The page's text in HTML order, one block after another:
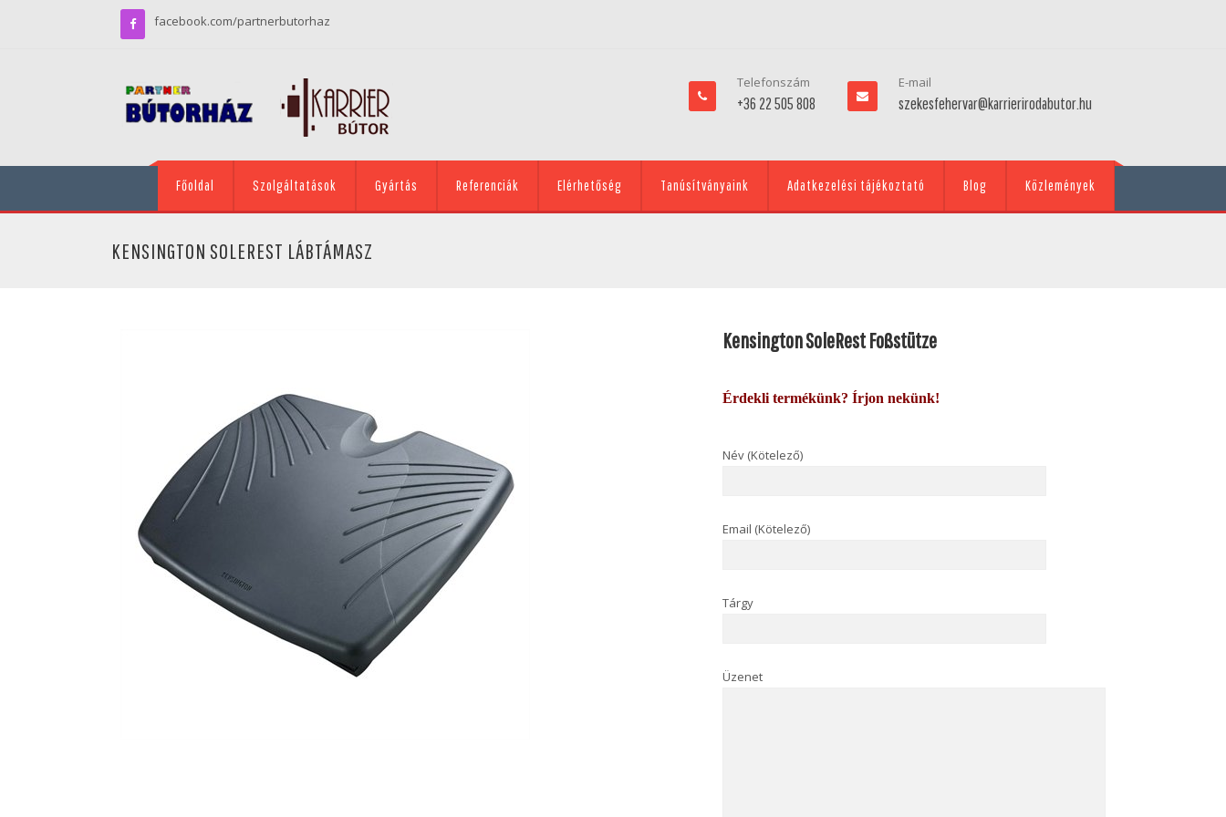
facebook.com/partnerbutorhaz
Telefonszám
+36 22 505 808
E-mail
szekesfehervar@karrierirodabutor.hu
Főoldal Szolgáltatások Gyártás Referenciák Elérhetőség Tanúsítványaink Adatkezelési tájékoztató Blog Közlemények
KENSINGTON SOLEREST LÁBTÁMASZ
Kensington SoleRest Foßstütze
Érdekli termékünk? Írjon nekünk!
Név (Kötelező)
Email (Kötelező)
Tárgy
Üzenet